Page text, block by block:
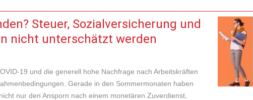
Steuer, Sozialversicherung und
nicht unterschätzt werden
19 und die generell hohe Nachfrage nach Arbeitskräften
Gerade in den Sommermonaten haben
nur den Ansporn nach einem monetären Zuverdienst,